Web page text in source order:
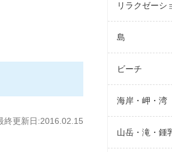
終更新日:2016.02.15
リラクゼーシ
島
ビーチ
海岸・岬・湾
山岳・滝・鍾